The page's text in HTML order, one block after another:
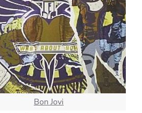
Bon Jovi